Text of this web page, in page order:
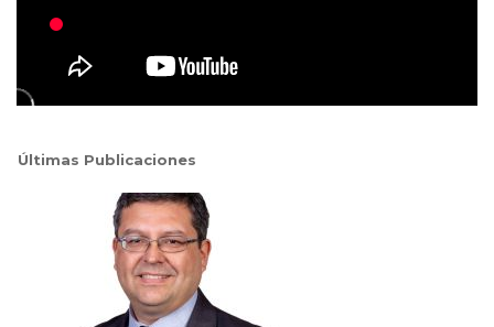
Últimas Publicaciones